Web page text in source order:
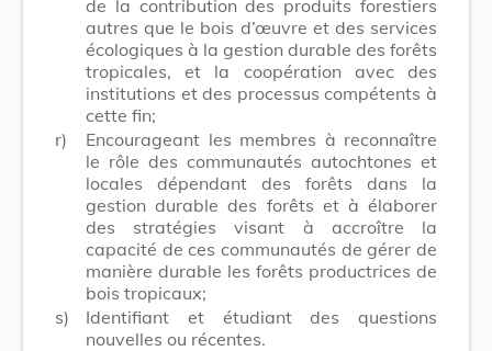
de la contribution des produits forestiers
autres que le bois d’œuvre et des services
écologiques à la gestion durable des forêts
tropicales, et la coopération avec des
institutions et des processus compétents à
cette fin;
r)
Encourageant les membres à reconnaître
le rôle des communautés autochtones et
locales dépendant des forêts dans la
gestion durable des forêts et à élaborer
des stratégies visant à accroître la
capacité de ces communautés de gérer de
manière durable les forêts productrices de
bois tropicaux;
s)
Identifiant et étudiant des questions
nouvelles ou récentes.